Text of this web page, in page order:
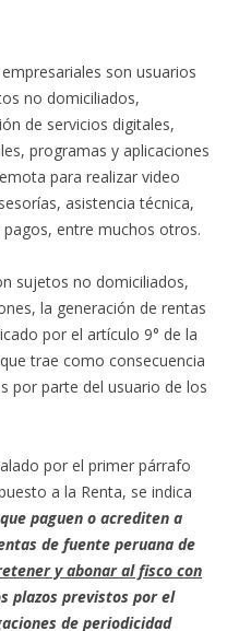
son usuarios
no domiciliados,
de servicios digitales,
programas y aplicaciones
para realizar video
asistencia técnica,
entre muchos otros.
sujetos no domiciliados,
la generación de rentas
por el artículo 9° de la
trae como consecuencia
por parte del usuario de los
por el primer párrafo
a la Renta, se indica
paguen o acrediten a
de fuente peruana de
y abonar al fisco con
plazos previstos por el
de periodicidad